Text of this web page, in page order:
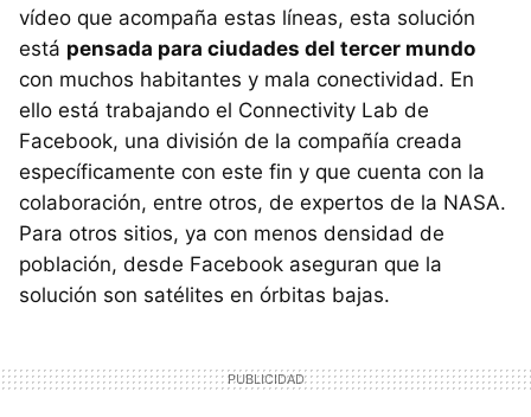
vídeo que acompaña estas líneas, esta solución
está pensada para ciudades del tercer mundo
con muchos habitantes y mala conectividad. En
ello está trabajando el Connectivity Lab de
Facebook, una división de la compañía creada
específicamente con este fin y que cuenta con la
colaboración, entre otros, de expertos de la NASA.
Para otros sitios, ya con menos densidad de
población, desde Facebook aseguran que la
solución son satélites en órbitas bajas.